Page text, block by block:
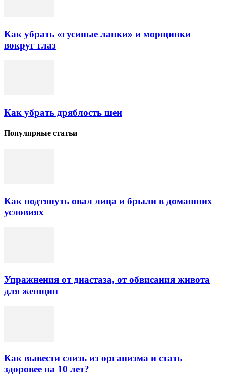
Как убрать «гусиные лапки» и морщинки
вокруг глаз
Как убрать дряблость шеи
Популярные статьи
Как подтянуть овал лица и брыли в домашних
условиях
Упражнения от диастаза, от обвисания живота
для женщин
Как вывести слизь из организма и стать
здоровее на 10 лет?